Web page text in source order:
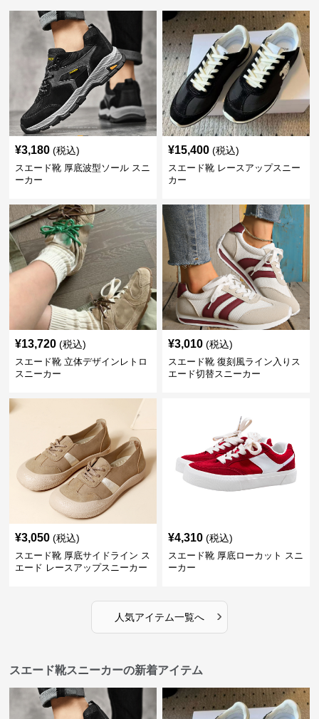
¥3,180 (税込)
スエード靴 厚底波型ソール スニ
ーカー
¥15,400 (税込)
スエード靴 レースアップスニー
カー
¥13,720 (税込)
スエード靴 立体デザインレトロ
スニーカー
¥3,010 (税込)
スエード靴 復刻風ライン入りス
エード切替スニーカー
¥3,050 (税込)
スエード靴 厚底サイドライン ス
エード レースアップスニーカー
¥4,310 (税込)
スエード靴 厚底ローカット スニ
ーカー
人気アイテム一覧へ ›
スエード靴スニーカーの新着アイテム